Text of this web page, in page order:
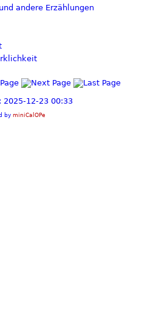
andere Erzählungen
2025-12-23 00:33
by miniCalOPe